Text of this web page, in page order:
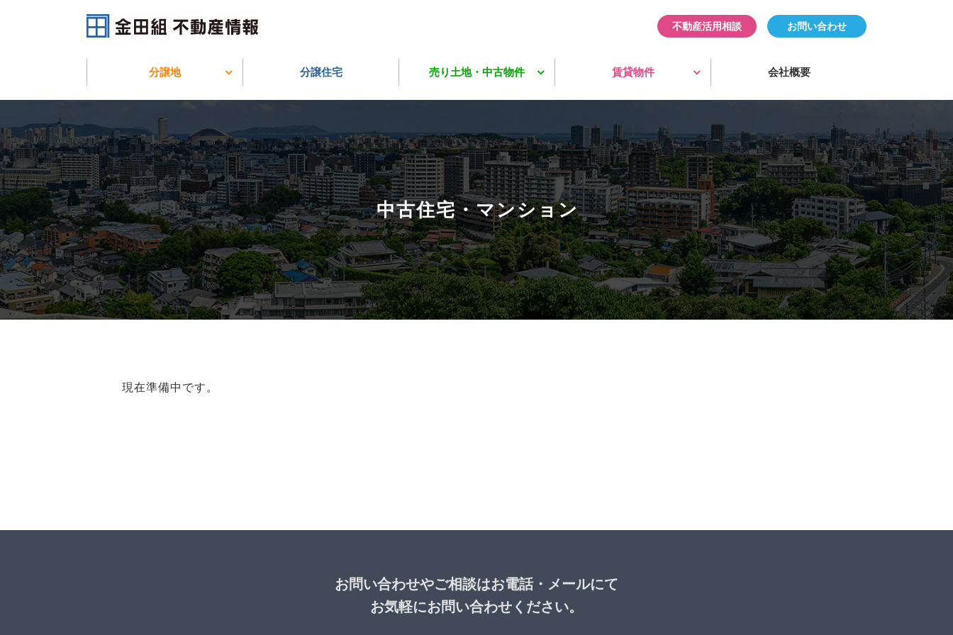
不動産活用相談 お問い合わせ
分譲地
富部分譲地
旭ヶ丘分譲地
分譲住宅 売り土地・中古物件
住宅用地
事業用地
住宅・マンション
事務所・工場
賃貸物件
住宅・賃貸
事業所・賃貸
会社概要
中古住宅・マンション
現在準備中です。
お問い合わせやご相談はお電話・メールにて
お気軽にお問い合わせください。